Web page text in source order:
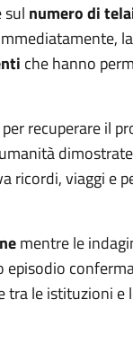
sul numero di
che hanno
recuperare il
ricordi, viaggi e
mentre le
episodio
tra le istituzioni e